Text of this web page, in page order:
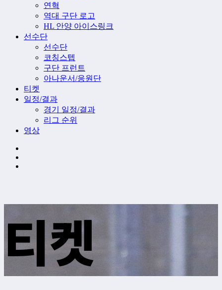
연혁
역대 구단 로고
HL 안양 아이스링크
선수단
선수단
코칭스텝
구단 프런트
아나운서/응원단
티켓
일정/결과
경기 일정/결과
리그 순위
영상
티켓